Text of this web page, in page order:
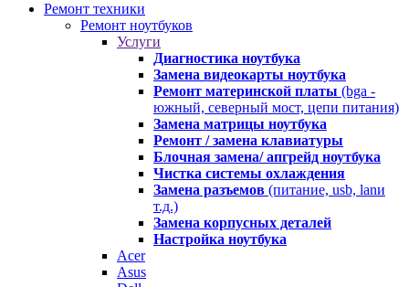
Ремонт техники
Ремонт ноутбуков
Услуги
Диагностика ноутбука
Замена видеокарты ноутбука
Ремонт материнской платы (bga -
южный, северный мост, цепи питания)
Замена матрицы ноутбука
Ремонт / замена клавиатуры
Блочная замена/ апгрейд ноутбука
Чистка системы охлаждения
Замена разъемов (питание, usb, lanи
т.д.)
Замена корпусных деталей
Настройка ноутбука
Acer
Asus